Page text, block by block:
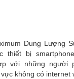
Dung Lượng
thiết bị
với những người
không có internet